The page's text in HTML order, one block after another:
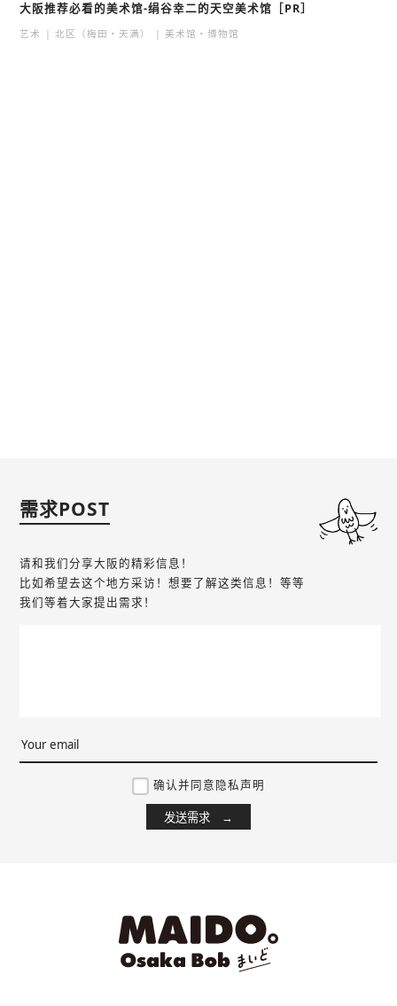
大阪推荐必看的美术馆-绢谷幸二的天空美术馆［PR］
艺术 北区（梅田・天满） 美术馆・博物馆
需求POST
请和我们分享大阪的精彩信息！
比如希望去这个地方采访！想要了解这类信息！等等
我们等着大家提出需求！
确认并同意隐私声明